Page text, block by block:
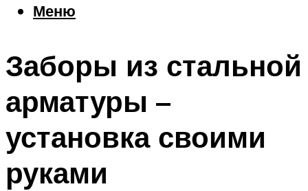
Меню
Заборы из стальной
арматуры –
установка своими
руками